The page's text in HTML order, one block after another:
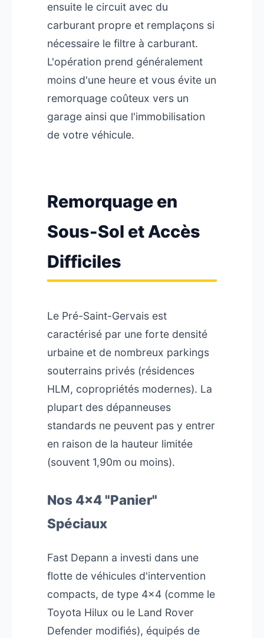
ensuite le circuit avec du
carburant propre et remplaçons si
nécessaire le filtre à carburant.
L'opération prend généralement
moins d'une heure et vous évite un
remorquage coûteux vers un
garage ainsi que l'immobilisation
de votre véhicule.
Remorquage en
Sous-Sol et Accès
Difficiles
Le Pré-Saint-Gervais est
caractérisé par une forte densité
urbaine et de nombreux parkings
souterrains privés (résidences
HLM, copropriétés modernes). La
plupart des dépanneuses
standards ne peuvent pas y entrer
en raison de la hauteur limitée
(souvent 1,90m ou moins).
Nos 4x4 "Panier"
Spéciaux
Fast Depann a investi dans une
flotte de véhicules d'intervention
compacts, de type 4x4 (comme le
Toyota Hilux ou le Land Rover
Defender modifiés), équipés de